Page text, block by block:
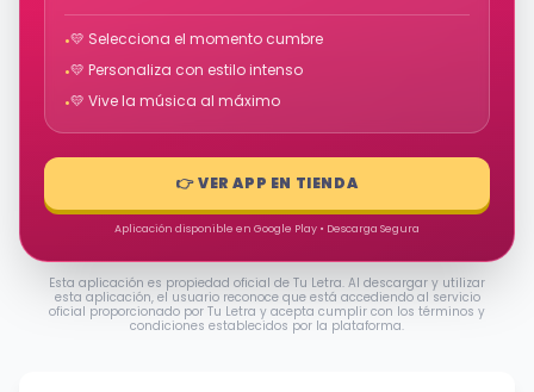
•💛 Selecciona el momento cumbre
•💛 Personaliza con estilo intenso
•💛 Vive la música al máximo
👉 VER APP EN TIENDA
Aplicación disponible en Google Play • Descarga Segura
Esta aplicación es propiedad oficial de Tu Letra. Al descargar y utilizar
esta aplicación, el usuario reconoce que está accediendo al servicio
oficial proporcionado por Tu Letra y acepta cumplir con los términos y
condiciones establecidos por la plataforma.